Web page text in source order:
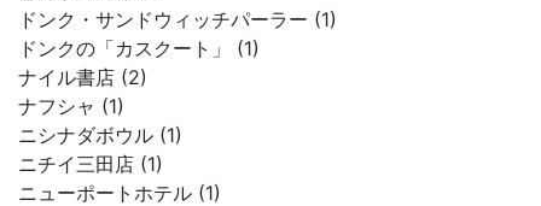
ドンク・サンドウィッチパーラー (1)
ドンクの「カスクート」 (1)
ナイル書店 (2)
ナフシャ (1)
ニシナダボウル (1)
ニチイ三田店 (1)
ニューポートホテル (1)